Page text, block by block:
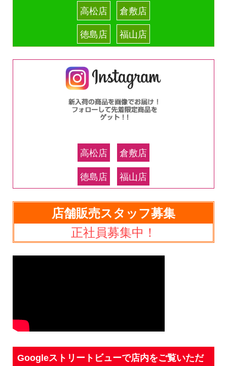
高松店
倉敷店
徳島店
福山店
高松店
倉敷店
徳島店
福山店
店舗販売スタッフ募集
正社員募集中！
Googleストリートビューで店内をご覧いただ